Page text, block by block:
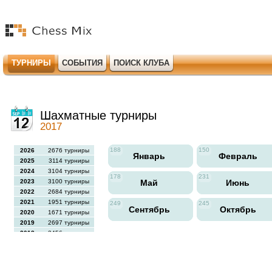
ТУРНИРЫ СОБЫТИЯ ПОИСК КЛУБА
Шахматные турниры
2017
2026
2676 турниры
2025
3114 турниры
2024
3104 турниры
2023
3100 турниры
2022
2684 турниры
2021
1951 турниры
2020
1671 турниры
2019
2697 турниры
2018
2456 турниры
188
Январь
150
Февраль
178
Май
231
Июнь
249
Сентябрь
245
Октябрь